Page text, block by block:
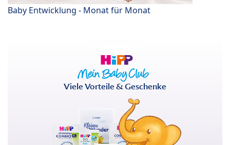
Baby Entwicklung - Monat für Monat
Viele Vorteile & Geschenke